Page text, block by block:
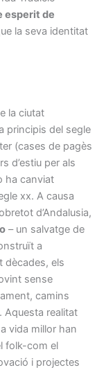
esperit de
la seva identitat
la ciutat
principis del segle
(cases de pagès
d’estiu per als
ha canviat
xx. A causa
d’Andalusia,
– un salvatge de
a
dècades, els
sense
camins
Aquesta realitat
vida millor han
folk-com el
i projectes